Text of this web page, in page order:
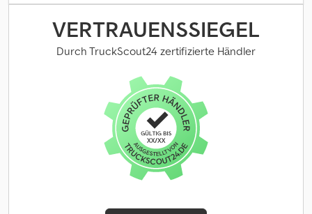
145 mm, Eigenschwerpunkt: 60 mm, neuwertiges DURWEN
Zinkenverstellgerät RZV 28 S mit separatem Seitenschub +/- 100
mm, Führungssystem Well in Rohr, Körberbreite 1150 mm, FEM II,
Öffnungsbereich mittig 370-1110 mm passend für Standardgabeln
Gabelträgerbreite: 1150, Lastschwerpunkt: 600,
Eigenschwerpunkt: 60. Crodpfx Aoxlun Rob Ref
VERTRAUENSSIEGEL
Durch TruckScout24 zertifizierte Händler